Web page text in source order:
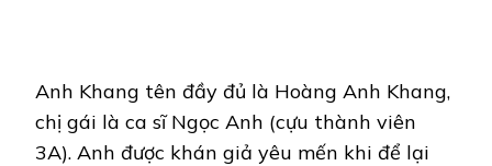
Anh Khang tên đầy đủ là Hoàng Anh Khang,
chị gái là ca sĩ Ngọc Anh (cựu thành viên
3A). Anh được khán giả yêu mến khi để lại